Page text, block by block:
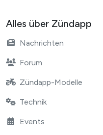
Alles über Zündapp
Nachrichten
Forum
Zündapp-Modelle
Technik
Events